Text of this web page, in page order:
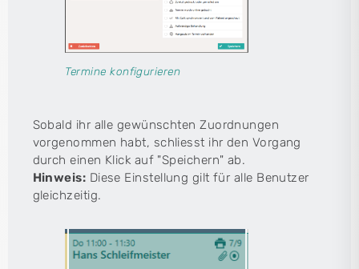
Termine konfigurieren
Sobald ihr alle gewünschten Zuordnungen
vorgenommen habt, schliesst ihr den Vorgang
durch einen Klick auf "Speichern" ab.
Hinweis: Diese Einstellung gilt für alle Benutzer
gleichzeitig.